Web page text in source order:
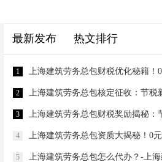
最新发布 热文排行
1 上海建筑劳务总包财税优化秘籍！0元办资质，节税千万
2 上海建筑劳务总包核定征收：节税新策略，老板们有
3 上海建筑劳务总包财税奖励揭秘：节税百万不是梦
4 上海建筑劳务总包资质大揭秘！0元注册，轻松成老板，节税小妙招一
5 上海建筑劳务总包怎么代办？-上海建